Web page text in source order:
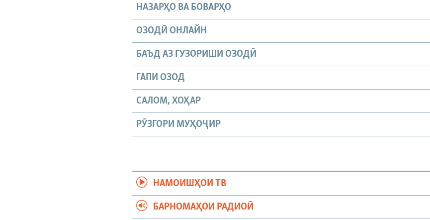
НАЗАРҲО ВА БОВАРҲО
ОЗОДӢ ОНЛАЙН
БАЪД АЗ ГУЗОРИШИ ОЗОДӢ
ГАПИ ОЗОД
САЛОМ, ХОҲАР
РӮЗГОРИ МУҲОҶИР
НАМОИШҲОИ ТВ
БАРНОМАҲОИ РАДИОӢ